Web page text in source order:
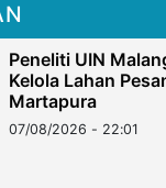
Peneliti UIN
Kelola Lahan
Martapura
07/08/2026 - 22:01